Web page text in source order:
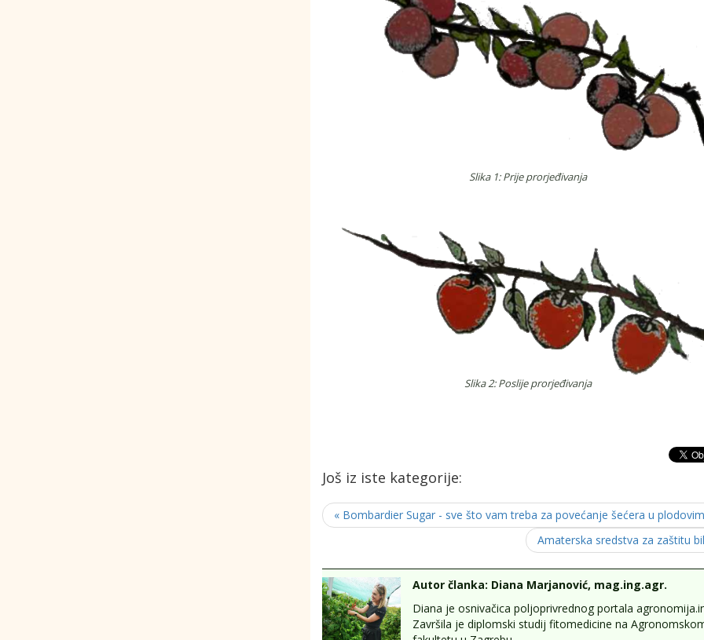
Slika 1: Prije prorjeđivanja
Slika 2: Poslije prorjeđivanja
Još iz iste kategorije:
« Bombardier Sugar - sve što vam treba za povećanje šećera u
Amaterska sredstva za zaštitu
Autor članka: Diana Marjanović, mag.ing.agr.
Diana je osnivačica poljoprivrednog portala
Završila je diplomski studij fitomedicine na